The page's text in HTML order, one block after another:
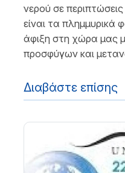
νερού σε
είναι τα πλημμυρικά
άφιξη στη χώρα μας
προσφύγων και
Διαβάστε επίσης